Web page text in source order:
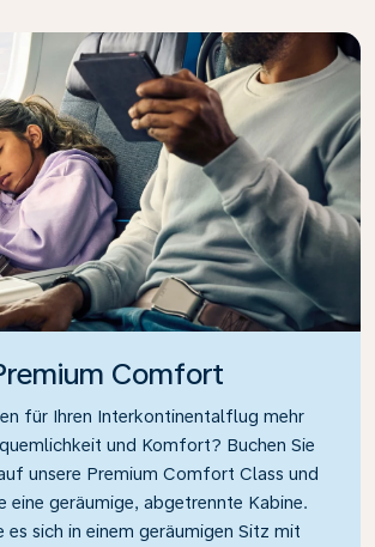
Comfort
für Ihren Interkontinentalflug mehr
und Komfort? Buchen Sie
unsere Premium Comfort Class und
eine geräumige, abgetrennte Kabine.
es sich in einem geräumigen Sitz mit